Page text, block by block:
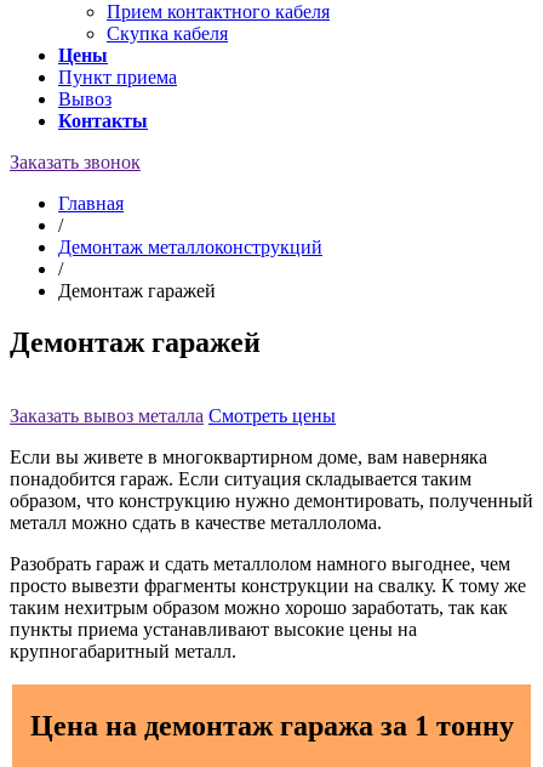
Прием контактного кабеля
Скупка кабеля
Цены
Пункт приема
Вывоз
Контакты
Заказать звонок
Главная
/
Демонтаж металлоконструкций
/
Демонтаж гаражей
Демонтаж гаражей
Заказать вывоз металла Смотреть цены
Если вы живете в многоквартирном доме, вам наверняка
понадобится гараж. Если ситуация складывается таким
образом, что конструкцию нужно демонтировать, полученный
металл можно сдать в качестве металлолома.
Разобрать гараж и сдать металлолом намного выгоднее, чем
просто вывезти фрагменты конструкции на свалку. К тому же
таким нехитрым образом можно хорошо заработать, так как
пункты приема устанавливают высокие цены на
крупногабаритный металл.
Цена на демонтаж гаража за 1 тонну